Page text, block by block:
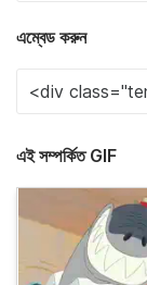
এম্বেড করুন
এই সম্পর্কিত GIF